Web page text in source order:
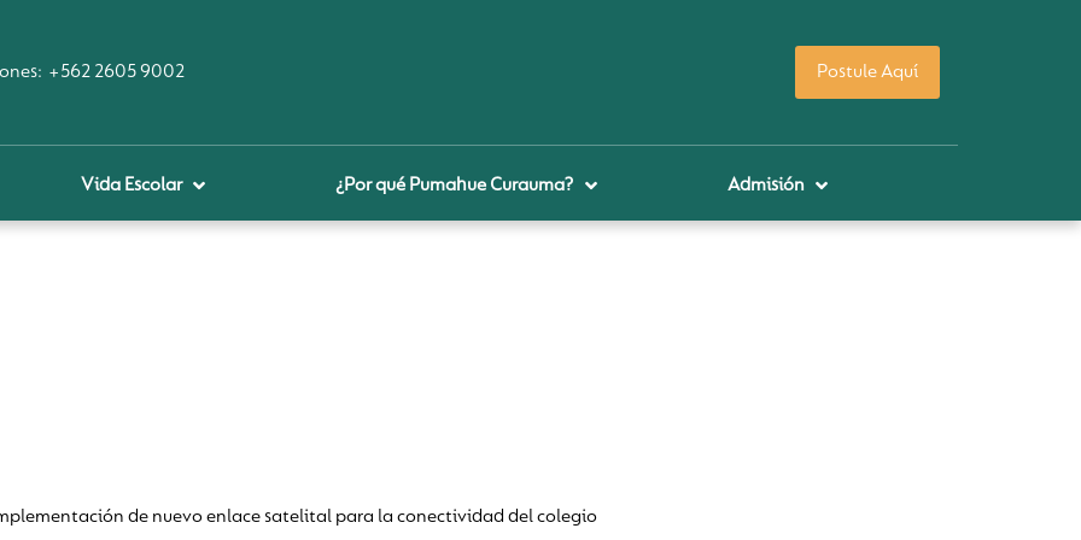
+562 2605 9002 Postule Aquí
Vida Escolar ¿Por qué Pumahue Curauma? Admisión
de nuevo enlace satelital para la conectividad del colegio